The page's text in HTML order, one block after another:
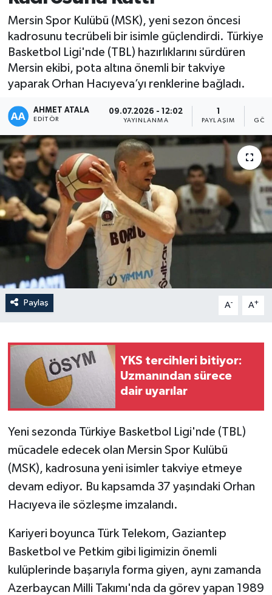
Mersin Spor Kulübü (MSK), yeni sezon öncesi
kadrosunu tecrübeli bir isimle güçlendirdi. Türkiye
Basketbol Ligi'nde (TBL) hazırlıklarını sürdüren
Mersin ekibi, pota altına önemli bir takviye
yaparak Orhan Hacıyeva’yı renklerine bağladı.
AHMET ATALA
EDITÖR
09.07.2026 - 12:02
YAYINLANMA PAYLAŞIM
Paylaş A- A+
YKS tercihleri bitiyor:
Uzmanından sürece
dair uyarılar
Yeni sezonda Türkiye Basketbol Ligi'nde (TBL)
mücadele edecek olan Mersin Spor Kulübü
(MSK), kadrosuna yeni isimler takviye etmeye
devam ediyor. Bu kapsamda 37 yaşındaki Orhan
Hacıyeva ile sözleşme imzalandı.
Kariyeri boyunca Türk Telekom, Gaziantep
Basketbol ve Petkim gibi ligimizin önemli
kulüplerinde başarıyla forma giyen, aynı zamanda
Azerbaycan Milli Takımı'nda da görev yapan 1989